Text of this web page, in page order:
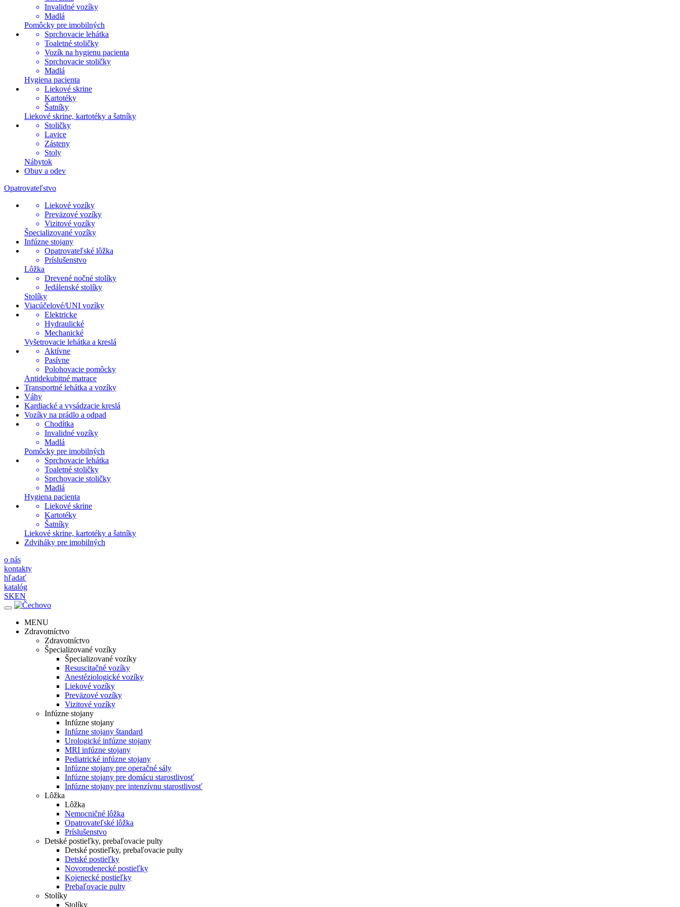
Invalidné vozíky
Madlá
Pomôcky pre imobilných
Sprchovacie lehátka
Toaletné stoličky
Vozík na hygienu pacienta
Sprchovacie stoličky
Madlá
Hygiena pacienta
Liekové skrine
Kartotéky
Šatníky
Liekové skrine, kartotéky a šatníky
Stoličky
Lavice
Zásteny
Stoly
Nábytok
Obuv a odev
Opatrovateľstvo
Liekové vozíky
Preväzové vozíky
Vizitové vozíky
Špecializované vozíky
Infúzne stojany
Opatrovateľské lôžka
Príslušenstvo
Lôžka
Drevené nočné stolíky
Jedálenské stolíky
Stolíky
Viacúčelové/UNI vozíky
Elektricke
Hydraulické
Mechanické
Vyšetrovacie lehátka a kreslá
Aktívne
Pasívne
Polohovacie pomôcky
Antidekubitné matrace
Transportné lehátka a vozíky
Váhy
Kardiacké a vysádzacie kreslá
Vozíky na prádlo a odpad
Chodítka
Invalidné vozíky
Madlá
Pomôcky pre imobilných
Sprchovacie lehátka
Toaletné stoličky
Sprchovacie stoličky
Madlá
Hygiena pacienta
Liekové skrine
Kartotéky
Šatníky
Liekové skrine, kartotéky a šatníky
Zdviháky pre imobilných
o nás
kontakty
hľadať
katalóg
SKEN
MENU
Zdravotníctvo
Zdravotníctvo
Špecializované vozíky
Špecializované vozíky
Resuscitačné vozíky
Anestéziologické vozíky
Liekové vozíky
Preväzové vozíky
Vizitové vozíky
Infúzne stojany
Infúzne stojany
Infúzne stojany štandard
Urologické infúzne stojany
MRI infúzne stojany
Pediatrické infúzne stojany
Infúzne stojany pre operačné sály
Infúzne stojany pre domácu starostlivosť
Infúzne stojany pre intenzívnu starostlivosť
Lôžka
Lôžka
Nemocničné lôžka
Opatrovateľské lôžka
Príslušenstvo
Detské postieľky, prebaľovacie pulty
Detské postieľky, prebaľovacie pulty
Detské postieľky
Novorodenecké postieľky
Kojenecké postieľky
Prebaľovacie pulty
Stolíky
Stolíky